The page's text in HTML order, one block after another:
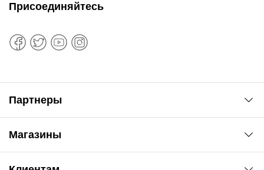
Магазины
Присоединяйтесь
Партнеры